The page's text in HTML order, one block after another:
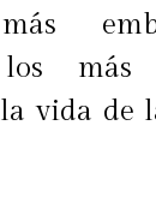
más
vida de